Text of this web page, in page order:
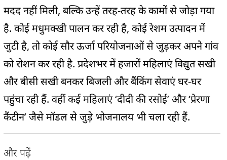
मदद नहीं मिली, बल्कि उन्हें तरह-तरह के कामों से जोड़ा गया
है. कोई मधुमक्खी पालन कर रही है, कोई रेशम उत्पादन में
जुटी है, तो कोई सौर ऊर्जा परियोजनाओं से जुड़कर अपने गांव
को रोशन कर रही है. प्रदेशभर में हजारों महिलाएं विद्युत सखी
और बीसी सखी बनकर बिजली और बैंकिंग सेवाएं घर-घर
पहुंचा रही हैं. वहीं कई महिलाएं ‘दीदी की रसोई’ और ‘प्रेरणा
कैंटीन’ जैसे मॉडल से जुड़े भोजनालय भी चला रही हैं.
और पढ़ें